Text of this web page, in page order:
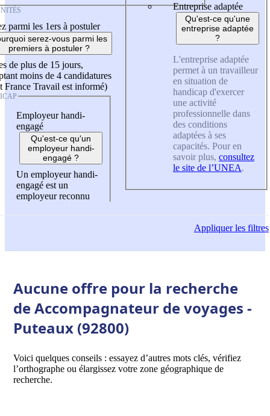
parmi les 1ers à postuler
serez-vous parmi les
premiers à postuler ?
de plus de 15 jours,
moins de 4 candidatures
France Travail est informé)
Employeur handi-
engagé
Qu'est-ce qu'un
employeur handi-
engagé ?
Un employeur handi-
engagé est un
employeur reconnu
Entreprise adaptée
Qu'est-ce qu'une
entreprise adaptée
?
L'entreprise adaptée
permet à un travailleur
en situation de
handicap d'exercer
une activité
professionnelle dans
des conditions
adaptées à ses
capacités. Pour en
savoir plus, consultez
le site de l’UNEA.
Appliquerles filtres
Aucune offre pour la recherche
de Accompagnateur de voyages -
Puteaux (92800)
Voici quelques conseils : essayez d’autres mots clés, vérifiez
l’orthographe ou élargissez votre zone géographique de
recherche.